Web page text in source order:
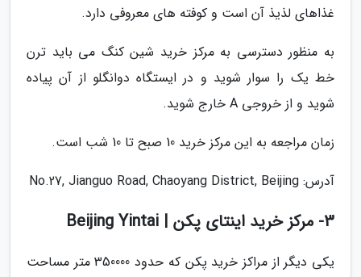
غذاهای لذیذ آن است و کوفته های معروفی دارد.
به منظور دسترسی به مرکز خرید شین کنگ می باید ترن
خط یک را سوار شوید و در ایستگاه دوانگلو از آن پیاده
شوید و از خروجی A خارج شوید.
زمان مراجعه به این مرکز خرید 10 صبح تا 10 شب است.
آدرس: No.27, Jianguo Road, Chaoyang District, Beijing
3- مرکز خرید اینتای پکن | Beijing Yintai
یکی دیگر از مراکز خرید پکن که حدود 350000 متر مساحت